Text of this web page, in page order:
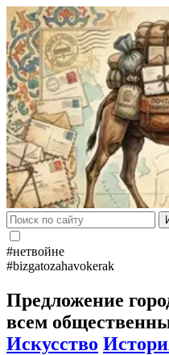
#нетвойне
#bizgatozahavokerak
Предложение
всем
Искусство